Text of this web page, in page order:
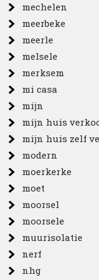
mechelen
meerbeke
meerle
melsele
merksem
mi casa
mijn
mijn huis
mijn huis zelf
modern
moerkerke
moet
moorsel
moorsele
muurisolatie
nerf
nhg